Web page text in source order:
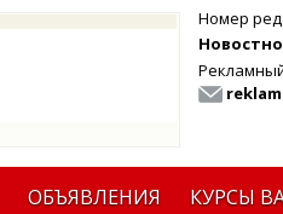
Номер
ОБЪЯВЛЕНИЯ КУРСЫ